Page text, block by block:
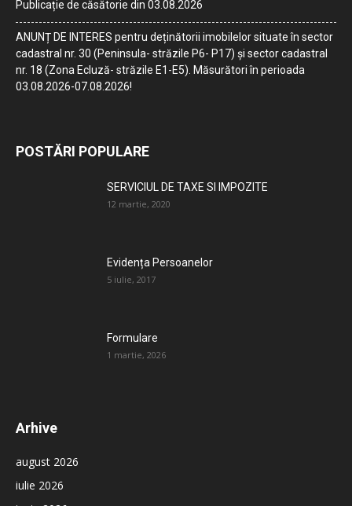
Publicație de căsătorie din 03.08.2026
ANUNȚ DE INTERES pentru deținătorii imobilelor situate în sector
cadastral nr. 30 (Peninsula- străzile P6- P17) și sector cadastral
nr. 18 (Zona Ecluză- străzile E1-E5). Măsurători în perioada
03.08.2026-07.08.2026!
POSTĂRI POPULARE
SERVICIUL DE TAXE SI IMPOZITE
12 martie, 2020
Evidența Persoanelor
5 iulie, 2017
Formulare
1 martie, 2026
Arhive
august 2026
iulie 2026